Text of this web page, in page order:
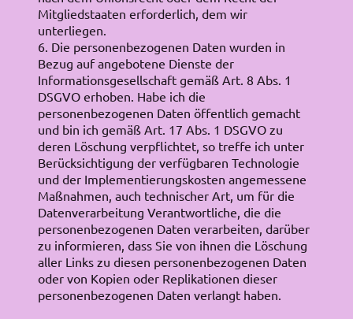
Mitgliedstaaten erforderlich, dem wir
unterliegen.
6. Die personenbezogenen Daten wurden in
Bezug auf angebotene Dienste der
Informationsgesellschaft gemäß Art. 8 Abs. 1
DSGVO erhoben. Habe ich die
personenbezogenen Daten öffentlich gemacht
und bin ich gemäß Art. 17 Abs. 1 DSGVO zu
deren Löschung verpflichtet, so treffe ich unter
Berücksichtigung der verfügbaren Technologie
und der Implementierungskosten angemessene
Maßnahmen, auch technischer Art, um für die
Datenverarbeitung Verantwortliche, die die
personenbezogenen Daten verarbeiten, darüber
zu informieren, dass Sie von ihnen die Löschung
aller Links zu diesen personenbezogenen Daten
oder von Kopien oder Replikationen dieser
personenbezogenen Daten verlangt haben.